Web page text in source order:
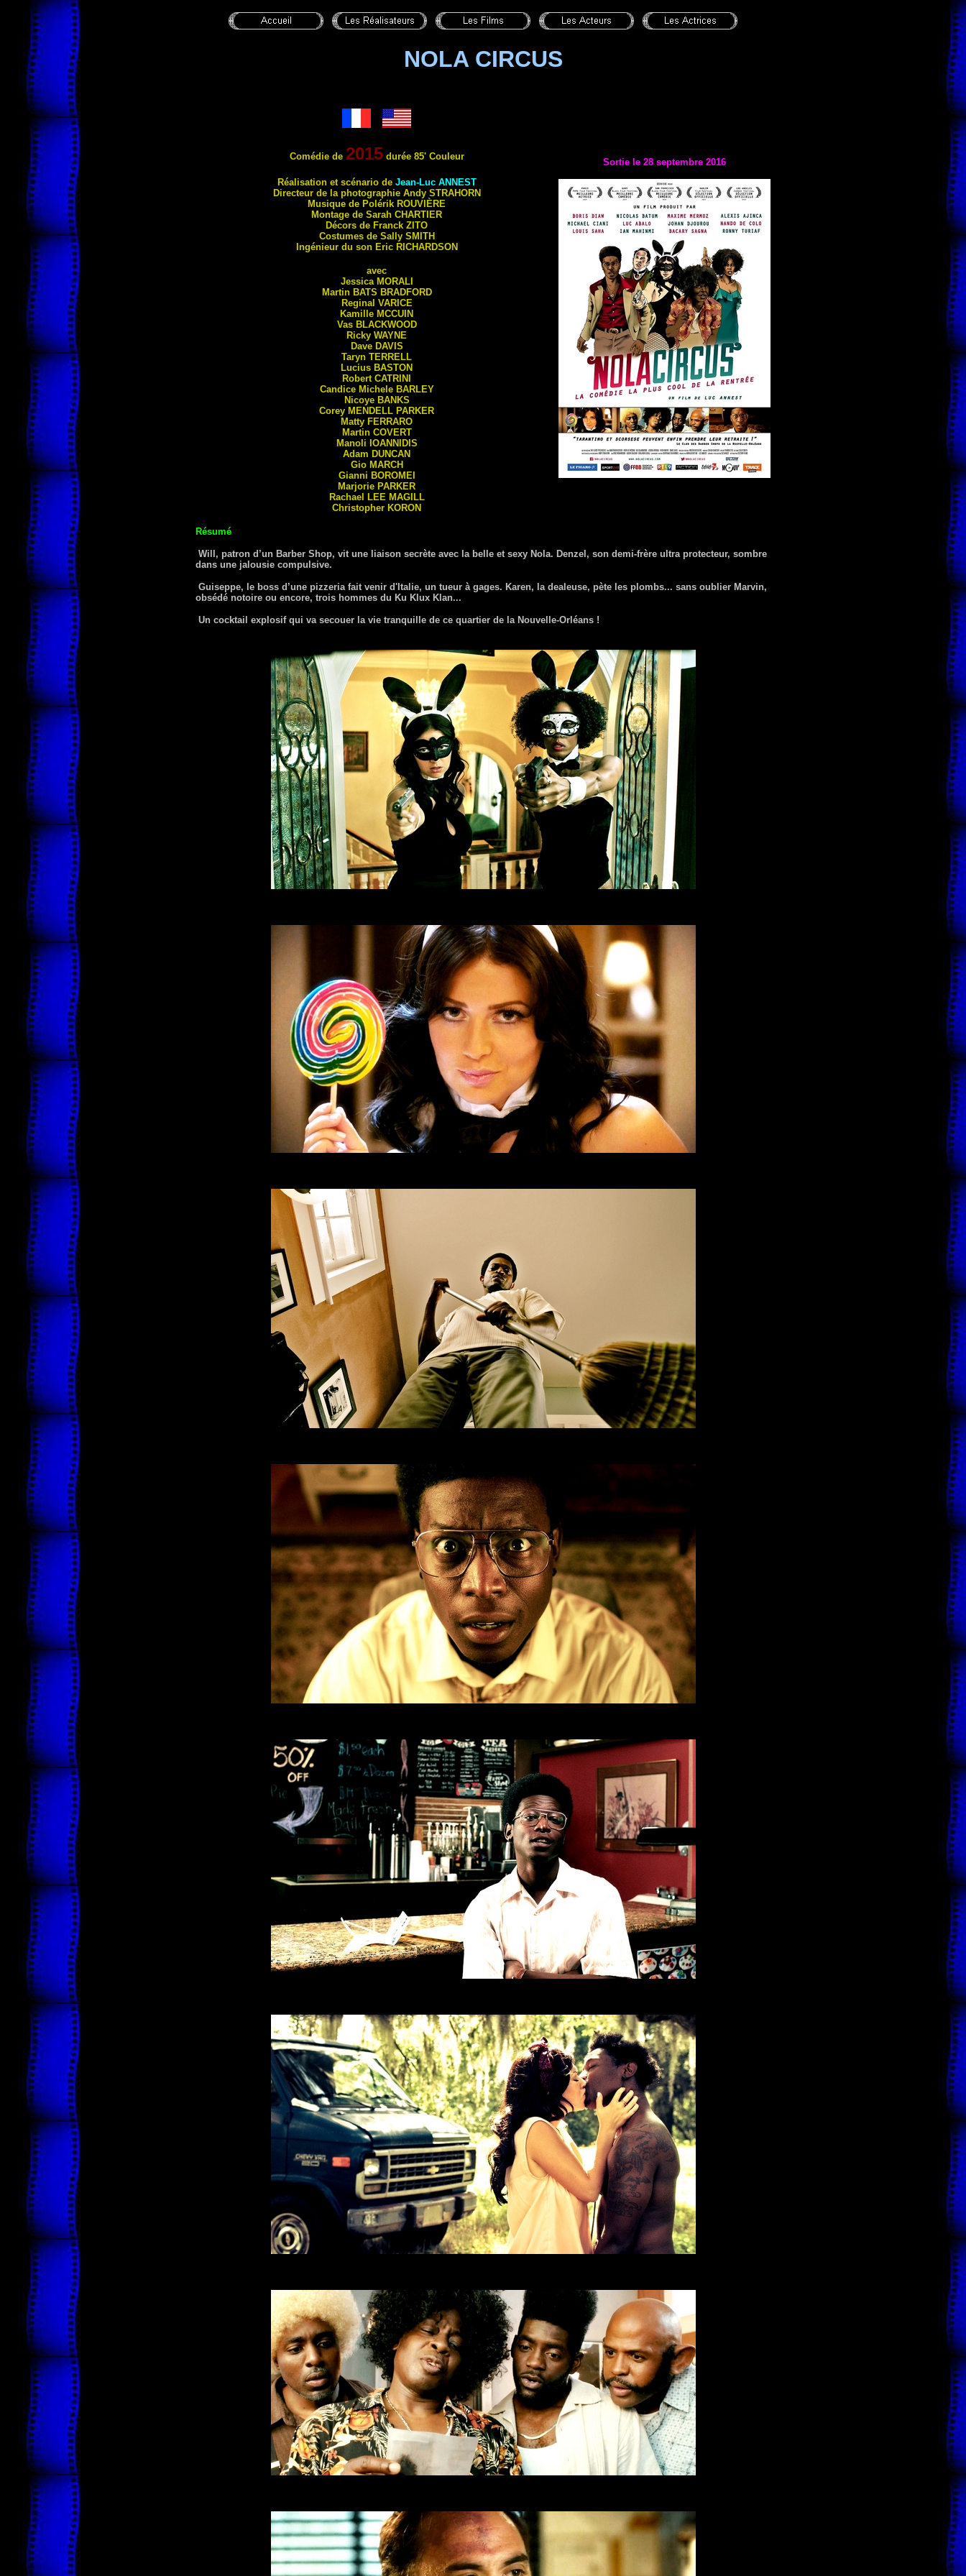
NOLA CIRCUS
Comédie de 2015durée 85' Couleur
Réalisation et scénario de Jean-Luc ANNEST
Directeur de la photographie Andy STRAHORN
Musique de Polérik ROUVIÈRE
Montage de Sarah CHARTIER
Décors de Franck ZITO
Costumes de Sally SMITH
Ingénieur du son Eric RICHARDSON
avec
Jessica MORALI
Martin BATS BRADFORD
Reginal VARICE
Kamille MCCUIN
Vas BLACKWOOD
Ricky WAYNE
Dave DAVIS
Taryn TERRELL
Lucius BASTON
Robert CATRINI
Candice Michele BARLEY
Nicoye BANKS
Corey MENDELL PARKER
Matty FERRARO
Martin COVERT
Manoli IOANNIDIS
Adam DUNCAN
Gio MARCH
Gianni BOROMEI
Marjorie PARKER
Rachael
LEE MAGILL
Christopher KORON
Sortie le 28 septembre 2016
Résumé
Will, patron d’un Barber Shop, vit une liaison secrète avec la belle et sexy Nola. Denzel, son demi-frère ultra protecteur, sombre
dans une jalousie compulsive.
Guiseppe, le boss d’une pizzeria fait venir d'Italie, un tueur à gages. Karen, la dealeuse, pète les plombs... sans oublier Marvin,
obsédé notoire ou encore, trois hommes du Ku Klux Klan...
Un cocktail explosif qui va secouer la vie tranquille de ce quartier de la Nouvelle-Orléans !